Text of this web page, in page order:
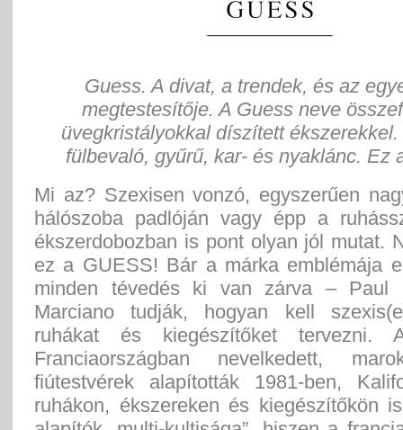
Guess. A divat, a trendek, és az
megtestesítője. A Guess neve
üvegkristályokkal díszített
fülbevaló, gyűrű, kar- és nyaklánc. Ez
Mi az? Szexisen vonzó, egyszerűen
hálószoba padlóján vagy épp a
ékszerdobozban is pont olyan jól mutat.
ez a GUESS! Bár a márka emblémája
minden tévedés ki van zárva – Paul
Marciano tudják, hogyan kell
ruhákat és kiegészítőket tervezni.
Franciaországban nevelkedett,
fiútestvérek alapították 1981-ben,
ruhákon, ékszereken és kiegészítőkön